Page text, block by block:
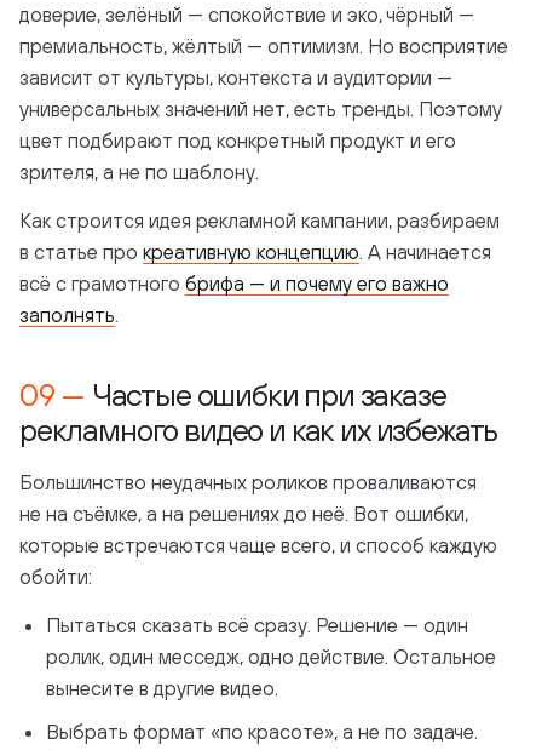
доверие, зелёный — спокойствие и эко, чёрный —
премиальность, жёлтый — оптимизм. Но восприятие
зависит от культуры, контекста и аудитории —
универсальных значений нет, есть тренды. Поэтому
цвет подбирают под конкретный продукт и его
зрителя, а не по шаблону.
Как строится идея рекламной кампании, разбираем
в статье про креативную концепцию. А начинается
всё с грамотного брифа — и почему его важно
заполнять.
Частые ошибки при заказе
рекламного видео и как их избежать
Большинство неудачных роликов проваливаются
не на съёмке, а на решениях до неё. Вот ошибки,
которые встречаются чаще всего, и способ каждую
обойти:
Пытаться сказать всё сразу. Решение — один
ролик, один месседж, одно действие. Остальное
вынесите в другие видео.
Выбрать формат «по красоте», а не по задаче.